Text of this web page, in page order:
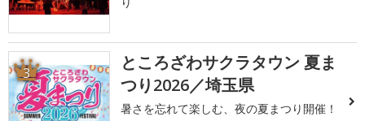
3
ところざわサクラタウン 夏ま
つり2026／埼玉県
暑さを忘れて楽しむ、夜の夏まつり開催！